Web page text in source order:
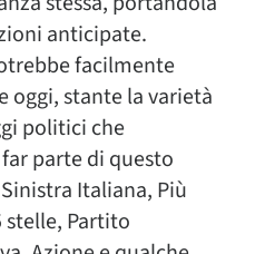
anticipate.
facilmente
oggi, stante la varietà
politici che
parte di questo
Italiana, Più
Partito